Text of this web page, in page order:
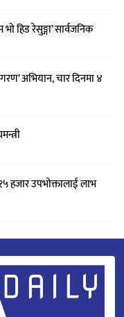
भो हिड रेसुङ्गा’ सार्वजनिक
अभियान, चार दिनमा ४
हजार उपभोक्तालाई लाभ